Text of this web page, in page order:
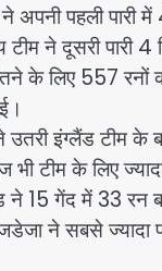
अपनी पहली
टीम ने दूसरी
के लिए 557 रनों
उतरी इंग्लैंड टीम
भी टीम के लिए
ने 15 गेंद में 33
जडेजा ने सबसे